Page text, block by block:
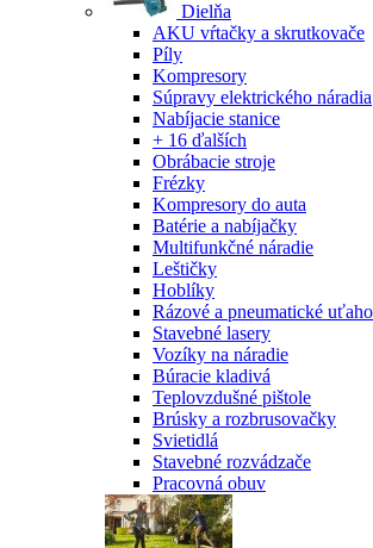
Dielňa
AKU vŕtačky a skrutkovače
Píly
Kompresory
Súpravy elektrického náradia
Nabíjacie stanice
+ 16 ďalších
Obrábacie stroje
Frézky
Kompresory do auta
Batérie a nabíjačky
Multifunkčné náradie
Leštičky
Hoblíky
Rázové a pneumatické
Stavebné lasery
Vozíky na náradie
Búracie kladivá
Teplovzdušné pištole
Brúsky a rozbrusovačky
Svietidlá
Stavebné rozvádzače
Pracovná obuv